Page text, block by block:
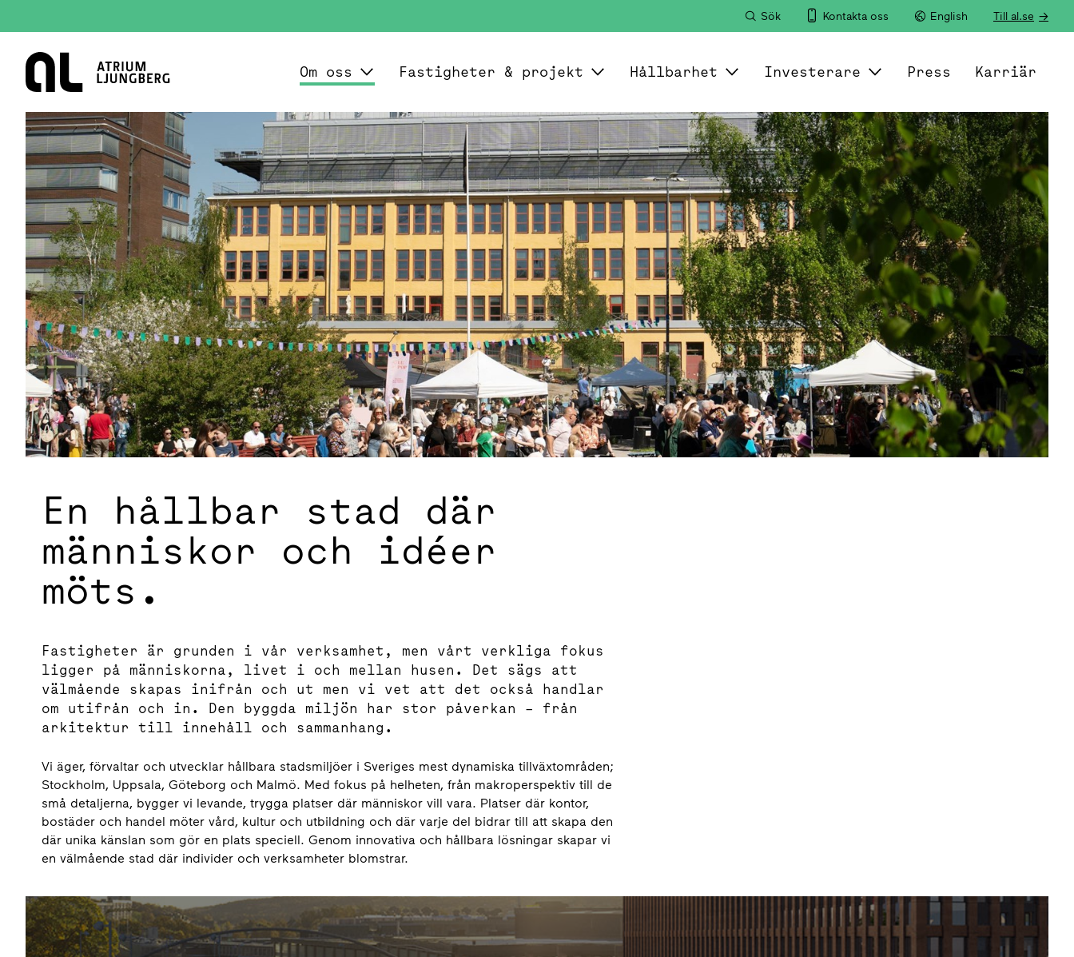
Sök Kontakta oss English Till al.se
Hem
Om oss Fastigheter & projekt Hållbarhet Investerare Press Karriär
En hållbar stad där
människor och idéer
möts.
Fastigheter är grunden i vår verksamhet, men vårt verkliga fokus
ligger på människorna, livet i och mellan husen. Det sägs att
välmående skapas inifrån och ut men vi vet att det också handlar
om utifrån och in. Den byggda miljön har stor påverkan – från
arkitektur till innehåll och sammanhang.
Vi äger, förvaltar och utvecklar hållbara stadsmiljöer i Sveriges mest dynamiska tillväxtområden;
Stockholm, Uppsala, Göteborg och Malmö. Med fokus på helheten, från makroperspektiv till de
små detaljerna, bygger vi levande, trygga platser där människor vill vara. Platser där kontor,
bostäder och handel möter vård, kultur och utbildning och där varje del bidrar till att skapa den
där unika känslan som gör en plats speciell. Genom innovativa och hållbara lösningar skapar vi
en välmående stad där individer och verksamheter blomstrar.